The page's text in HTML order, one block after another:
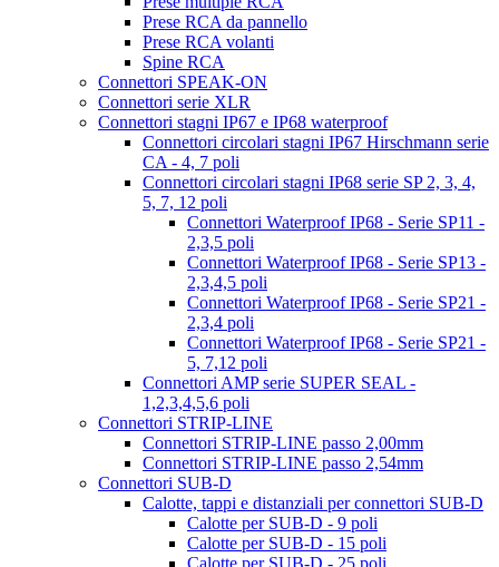
Prese RCA da pannello
Prese RCA volanti
Spine RCA
Connettori SPEAK-ON
Connettori serie XLR
Connettori stagni IP67 e IP68 waterproof
Connettori circolari stagni IP67 Hirschmann serie
CA - 4, 7 poli
Connettori circolari stagni IP68 serie SP 2, 3, 4,
5, 7, 12 poli
Connettori Waterproof IP68 - Serie SP11 -
2,3,5 poli
Connettori Waterproof IP68 - Serie SP13 -
2,3,4,5 poli
Connettori Waterproof IP68 - Serie SP21 -
2,3,4 poli
Connettori Waterproof IP68 - Serie SP21 -
5, 7,12 poli
Connettori AMP serie SUPER SEAL -
1,2,3,4,5,6 poli
Connettori STRIP-LINE
Connettori STRIP-LINE passo 2,00mm
Connettori STRIP-LINE passo 2,54mm
Connettori SUB-D
Calotte, tappi e distanziali per connettori SUB-D
Calotte per SUB-D - 9 poli
Calotte per SUB-D - 15 poli
Calotte per SUB-D - 25 poli